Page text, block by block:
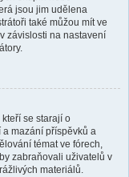
jsou jim udělena
také můžou mít ve
závislosti na nastavení
se starají o
a mazání příspěvků a
témat ve fórech,
zabraňovali uživatelů v
materiálů.